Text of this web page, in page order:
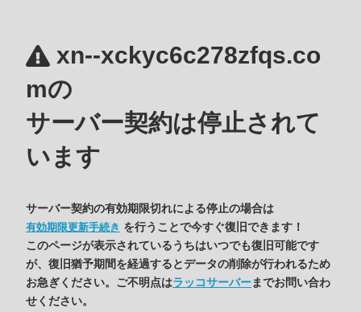
xn--xckyc6c278zfqs.co
mの
サーバー契約は停止されて
います
サーバー契約の有効期限切れによる停止の場合は
有効期限更新手続き を行うことで今すぐ復旧できます！
このページが表示されているうちはいつでも復旧可能です
が、復旧猶予期間を経過するとデータの削除が行われるため
お急ぎください。ご不明点はラッコサーバーまでお問い合わ
せください。